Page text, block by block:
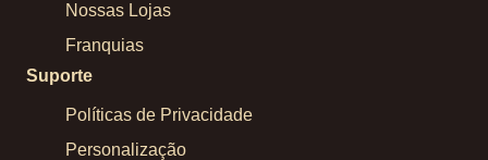
Nossas Lojas
Franquias
Suporte
Políticas de Privacidade
Personalização